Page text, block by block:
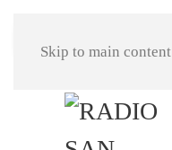
Skip to main content